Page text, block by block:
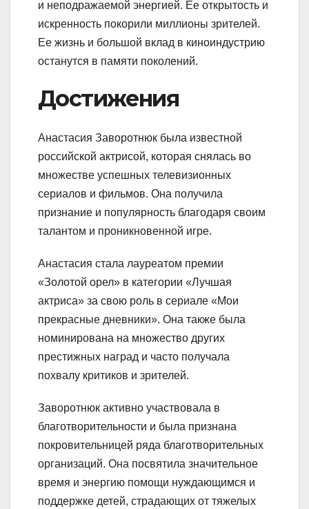
и неподражаемой энергией. Ее открытость и
искренность покорили миллионы зрителей.
Ее жизнь и большой вклад в киноиндустрию
останутся в памяти поколений.
Достижения
Анастасия Заворотнюк была известной
российской актрисой, которая снялась во
множестве успешных телевизионных
сериалов и фильмов. Она получила
признание и популярность благодаря своим
талантом и проникновенной игре.
Анастасия стала лауреатом премии
«Золотой орел» в категории «Лучшая
актриса» за свою роль в сериале «Мои
прекрасные дневники». Она также была
номинирована на множество других
престижных наград и часто получала
похвалу критиков и зрителей.
Заворотнюк активно участвовала в
благотворительности и была признана
покровительницей ряда благотворительных
организаций. Она посвятила значительное
время и энергию помощи нуждающимся и
поддержке детей, страдающих от тяжелых